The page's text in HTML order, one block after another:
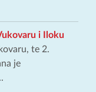
i Iloku
te 2.
je